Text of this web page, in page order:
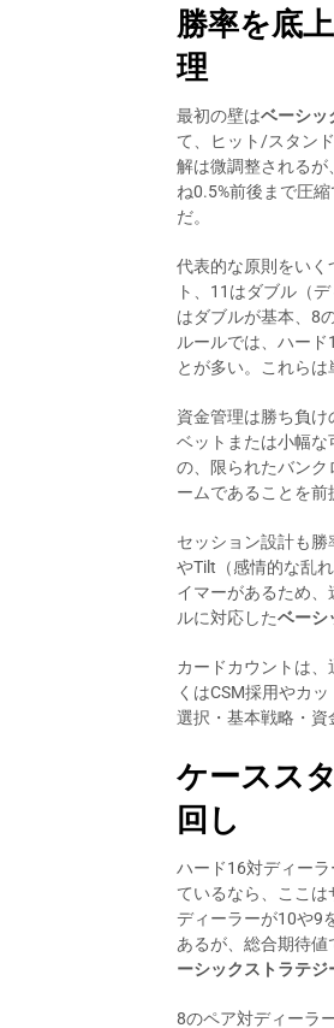
勝率を底
理
最初の壁はベーシッ
て、ヒット/スタン
解は微調整される
ね0.5%前後まで圧
だ。
代表的な原則をい
ト、11はダブル（
はダブルが基本、8
ルールでは、ハー
とが多い。これらは
資金管理は勝ち負
ベットまたは小幅
の、限られたバン
ームであることを前
セッション設計も
やTilt（感情的な乱
イマーがあるため
ルに対応したベーシ
カードカウントは
くはCSM採用やカ
選択・基本戦略・資
ケースス
回し
ハード16対ディー
ているなら、ここ
ディーラーが10や9
あるが、総合期待値
ーシックストラテジ
8のペア対ディーラ